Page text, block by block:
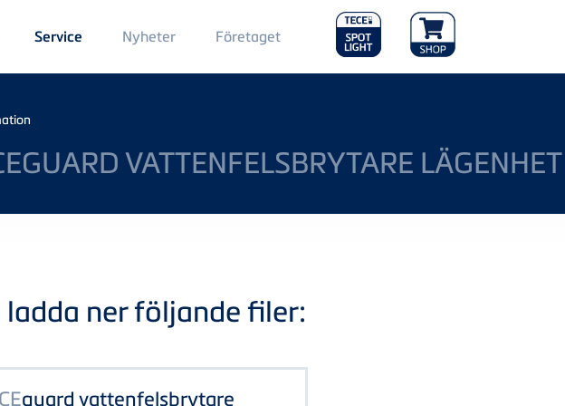
Service Nyheter Main
Menu
2
Företaget
VATTENFELSBRYTARE LÄGENHET
ladda ner följande filer:
guard vattenfelsbrytare